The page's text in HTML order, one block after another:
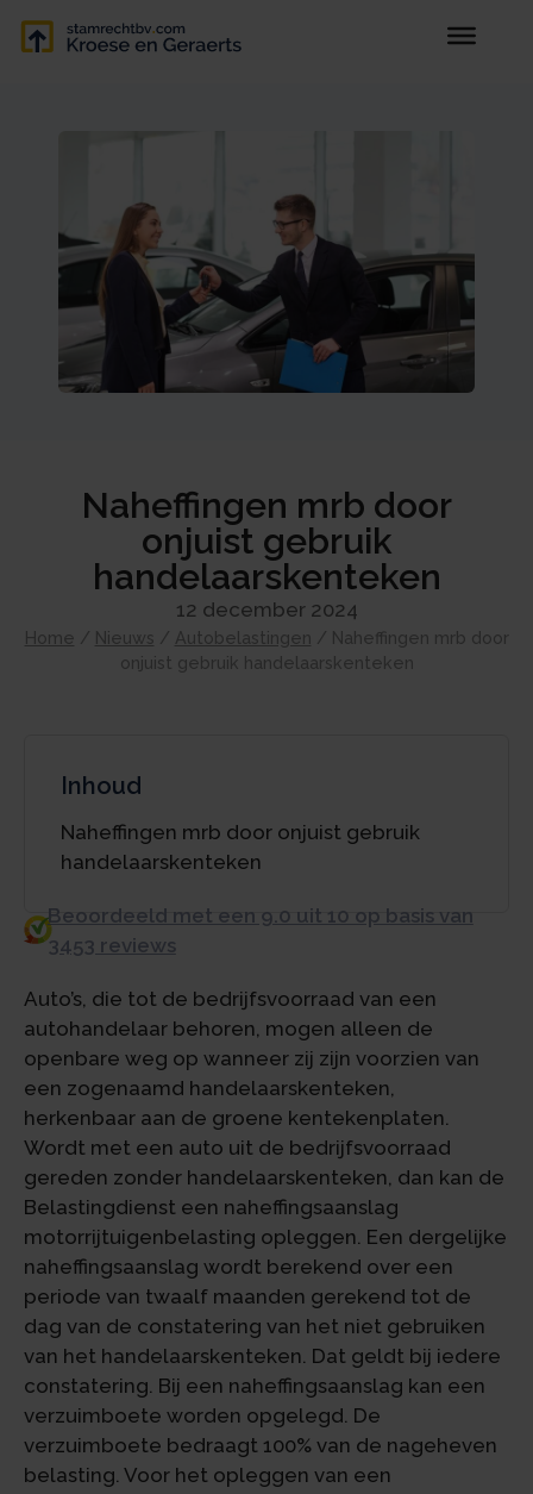
Naheffingen mrb door
onjuist gebruik
handelaarskenteken
12 december 2024
Home / Nieuws / Autobelastingen / Naheffingen mrb door
onjuist gebruik handelaarskenteken
Inhoud
Naheffingen mrb door onjuist gebruik
handelaarskenteken
Beoordeeld met een 9.0 uit 10 op basis van
3453 reviews
Auto’s, die tot de bedrijfsvoorraad van een
autohandelaar behoren, mogen alleen de
openbare weg op wanneer zij zijn voorzien van
een zogenaamd handelaarskenteken,
herkenbaar aan de groene kentekenplaten.
Wordt met een auto uit de bedrijfsvoorraad
gereden zonder handelaarskenteken, dan kan de
Belastingdienst een naheffingsaanslag
motorrijtuigenbelasting opleggen. Een dergelijke
naheffingsaanslag wordt berekend over een
periode van twaalf maanden gerekend tot de
dag van de constatering van het niet gebruiken
van het handelaarskenteken. Dat geldt bij iedere
constatering. Bij een naheffingsaanslag kan een
verzuimboete worden opgelegd. De
verzuimboete bedraagt 100% van de nageheven
belasting. Voor het opleggen van een